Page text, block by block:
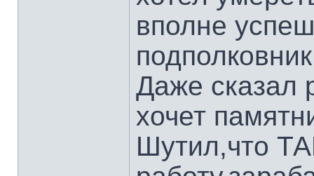
вполне
Даже сказал
хочет
Шутил,что